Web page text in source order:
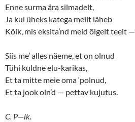
Enne surma ära silmadelt,
Ja kui üheks katega meilt läheb
Kõik, mis eksita’nd meid õigelt teelt —
Siis me’ alles näeme, et on olnud
Tühi kuldne elu-karikas,
Et ta mitte meie oma ‘polnud,
Et ta jook oln’d — pettav kujutus.
C. P—lk.